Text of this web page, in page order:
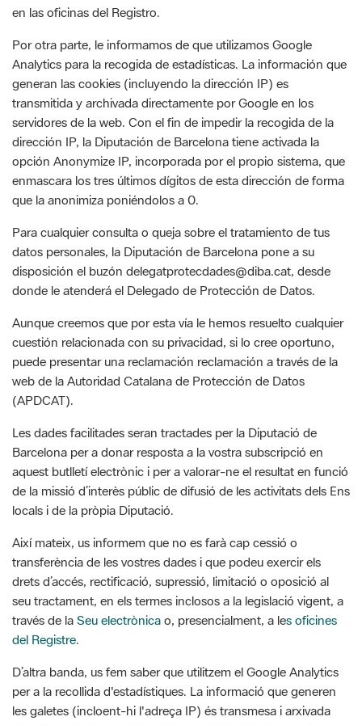
Analytics para la recogida de estadísticas. La información que
generan las cookies (incluyendo la dirección IP) es
transmitida y archivada directamente por Google en los
servidores de la web. Con el fin de impedir la recogida de la
dirección IP, la Diputación de Barcelona tiene activada la
opción Anonymize IP, incorporada por el propio sistema, que
enmascara los tres últimos dígitos de esta dirección de forma
que la anonimiza poniéndolos a 0.
Para cualquier consulta o queja sobre el tratamiento de tus
datos personales, la Diputación de Barcelona pone a su
disposición el buzón delegatprotecdades@diba.cat, desde
donde le atenderá el Delegado de Protección de Datos.
Aunque creemos que por esta vía le hemos resuelto cualquier
cuestión relacionada con su privacidad, si lo cree oportuno,
puede presentar una reclamación reclamación a través de la
web de la Autoridad Catalana de Protección de Datos
(APDCAT).
Les dades facilitades seran tractades per la Diputació de
Barcelona per a donar resposta a la vostra subscripció en
aquest butlletí electrònic i per a valorar-ne el resultat en funció
de la missió d’interès públic de difusió de les activitats dels Ens
locals i de la pròpia Diputació.
Així mateix, us informem que no es farà cap cessió o
transferència de les vostres dades i que podeu exercir els
drets d’accés, rectificació, supressió, limitació o oposició al
seu tractament, en els termes inclosos a la legislació vigent, a
través de laSeu electrònica o, presencialment, a les oficines
del Registre.
D’altra banda, us fem saber que utilitzem el Google Analytics
per a la recollida d'estadístiques. La informació que generen
les galetes (incloent-hi l'adreça IP) és transmesa i arxivada
directament per Google en els servidors del web. Per tal
d'impedir la recollida de l'adreça IP, la Diputació de Barcelona
té activada l’opció Anonymize IP, incorporada pel propi